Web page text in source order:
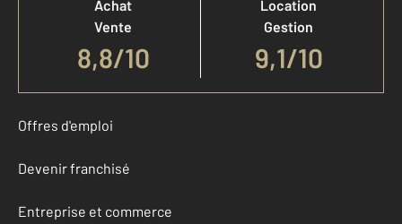
Achat
Vente
8,8/10
Location
Gestion
9,1/10
Offres d'emploi
Devenir franchisé
Entreprise et commerce